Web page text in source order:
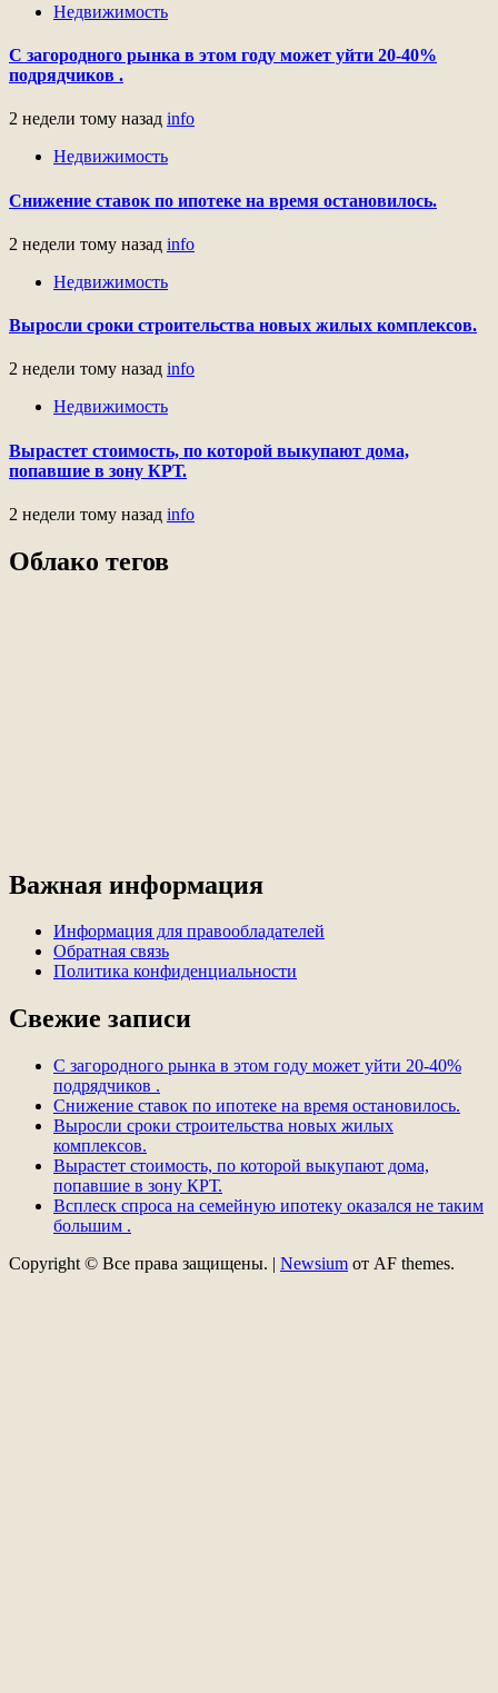
Недвижимость
С загородного рынка в этом году может уйти 20-40%
подрядчиков .
2 недели тому назад info
Недвижимость
Снижение ставок по ипотеке на время остановилось.
2 недели тому назад info
Недвижимость
Выросли сроки строительства новых жилых комплексов.
2 недели тому назад info
Недвижимость
Вырастет стоимость, по которой выкупают дома,
попавшие в зону КРТ.
2 недели тому назад info
Облако тегов
Важная информация
Информация для правообладателей
Обратная связь
Политика конфиденциальности
Свежие записи
С загородного рынка в этом году может уйти 20-40%
подрядчиков .
Снижение ставок по ипотеке на время остановилось.
Выросли сроки строительства новых жилых
комплексов.
Вырастет стоимость, по которой выкупают дома,
попавшие в зону КРТ.
Всплеск спроса на семейную ипотеку оказался не таким
большим .
Copyright © Все права защищены. | Newsium от AF themes.